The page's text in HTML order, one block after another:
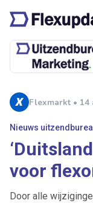
Flexmarkt • 14
Nieuws
voor
Door alle